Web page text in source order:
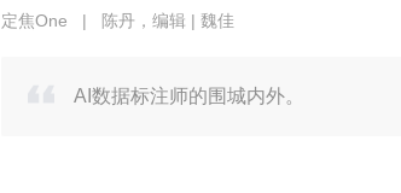
定焦One | 陈丹，编辑 | 魏佳
AI数据标注师的围城内外。